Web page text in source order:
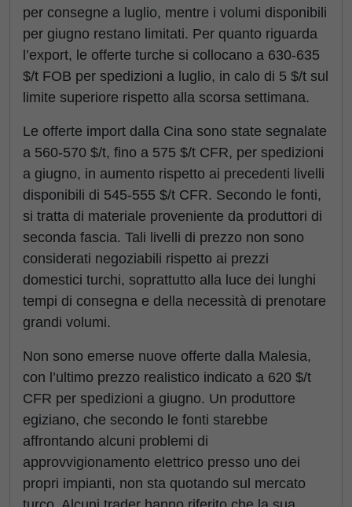
per consegne a luglio, mentre i volumi disponibili
per giugno restano limitati. Per quanto riguarda
l’export, le offerte turche si collocano a 630-635
$/t FOB per spedizioni a luglio, in calo di 5 $/t sul
limite superiore rispetto alla scorsa settimana.
Le offerte import dalla Cina sono state segnalate
a 560-570 $/t, fino a 575 $/t CFR, per spedizioni
a giugno, in aumento rispetto ai precedenti livelli
disponibili di 545-555 $/t CFR. Secondo le fonti,
si tratta di materiale proveniente da produttori di
seconda fascia. Tali livelli di prezzo non sono
considerati negoziabili rispetto ai prezzi
domestici turchi, soprattutto alla luce dei lunghi
tempi di consegna e della necessità di prenotare
grandi volumi.
Non sono emerse nuove offerte dalla Malesia,
con l’ultimo prezzo realistico indicato a 620 $/t
CFR per spedizioni a giugno. Un produttore
egiziano, che secondo le fonti starebbe
affrontando alcuni problemi di
approvvigionamento elettrico presso uno dei
propri impianti, non sta quotando sul mercato